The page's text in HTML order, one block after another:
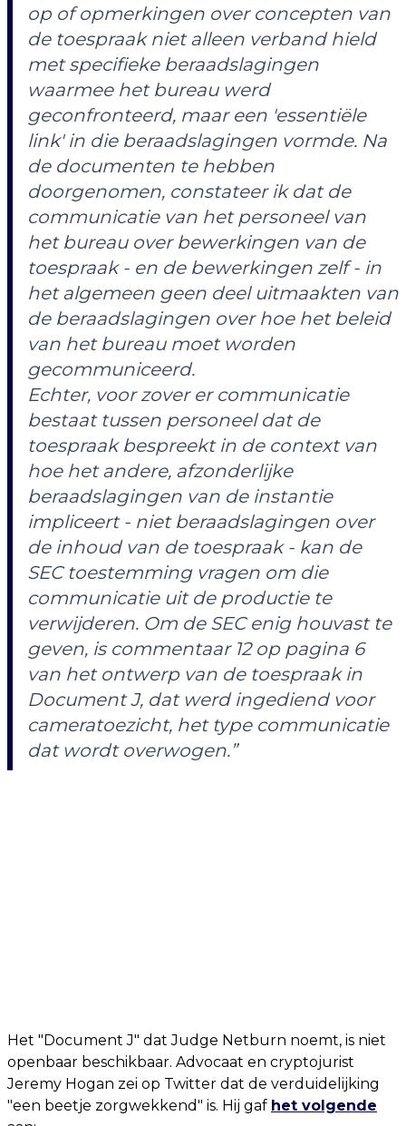
op of opmerkingen over concepten van
de toespraak niet alleen verband hield
met specifieke beraadslagingen
waarmee het bureau werd
geconfronteerd, maar een 'essentiële
link' in die beraadslagingen vormde. Na
de documenten te hebben
doorgenomen, constateer ik dat de
communicatie van het personeel van
het bureau over bewerkingen van de
toespraak - en de bewerkingen zelf - in
het algemeen geen deel uitmaakten van
de beraadslagingen over hoe het beleid
van het bureau moet worden
gecommuniceerd.
Echter, voor zover er communicatie
bestaat tussen personeel dat de
toespraak bespreekt in de context van
hoe het andere, afzonderlijke
beraadslagingen van de instantie
impliceert - niet beraadslagingen over
de inhoud van de toespraak - kan de
SEC toestemming vragen om die
communicatie uit de productie te
verwijderen. Om de SEC enig houvast te
geven, is commentaar 12 op pagina 6
van het ontwerp van de toespraak in
Document J, dat werd ingediend voor
cameratoezicht, het type communicatie
dat wordt overwogen.”
Het "Document J" dat Judge Netburn noemt, is niet
openbaar beschikbaar. Advocaat en cryptojurist
Jeremy Hogan zei op Twitter dat de verduidelijking
"een beetje zorgwekkend" is. Hij gaf het volgende